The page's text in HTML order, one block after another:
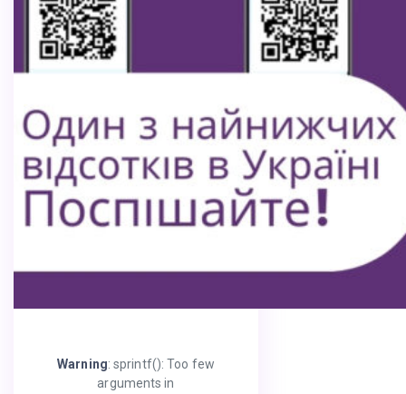
Warning: sprintf(): Too few
arguments in